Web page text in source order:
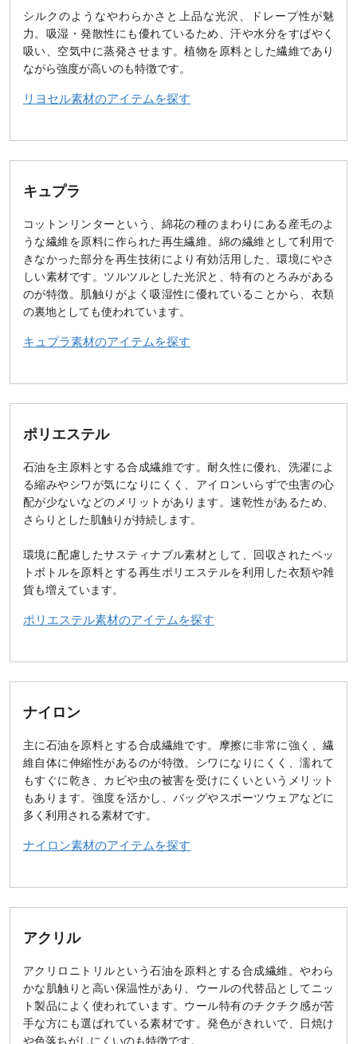
シルクのようなやわらかさと上品な光沢、ドレープ性が魅
力。吸湿・発散性にも優れているため、汗や水分をすばやく
吸い、空気中に蒸発させます。植物を原料とした繊維であり
ながら強度が高いのも特徴です。
リヨセル素材のアイテムを探す
キュプラ
コットンリンターという、綿花の種のまわりにある産毛のよ
うな繊維を原料に作られた再生繊維。綿の繊維として利用で
きなかった部分を再生技術により有効活用した、環境にやさ
しい素材です。ツルツルとした光沢と、特有のとろみがある
のが特徴。肌触りがよく吸湿性に優れていることから、衣類
の裏地としても使われています。
キュプラ素材のアイテムを探す
ポリエステル
石油を主原料とする合成繊維です。耐久性に優れ、洗濯によ
る縮みやシワが気になりにくく、アイロンいらずで虫害の心
配が少ないなどのメリットがあります。速乾性があるため、
さらりとした肌触りが持続します。
環境に配慮したサスティナブル素材として、回収されたペッ
トボトルを原料とする再生ポリエステルを利用した衣類や雑
貨も増えています。
ポリエステル素材のアイテムを探す
ナイロン
主に石油を原料とする合成繊維です。摩擦に非常に強く、繊
維自体に伸縮性があるのが特徴。シワになりにくく、濡れて
もすぐに乾き、カビや虫の被害を受けにくいというメリット
もあります。強度を活かし、バッグやスポーツウェアなどに
多く利用される素材です。
ナイロン素材のアイテムを探す
アクリル
アクリロニトリルという石油を原料とする合成繊維。やわら
かな肌触りと高い保温性があり、ウールの代替品としてニッ
ト製品によく使われています。ウール特有のチクチク感が苦
手な方にも選ばれている素材です。発色がきれいで、日焼け
や色落ちがしにくいのも特徴です。